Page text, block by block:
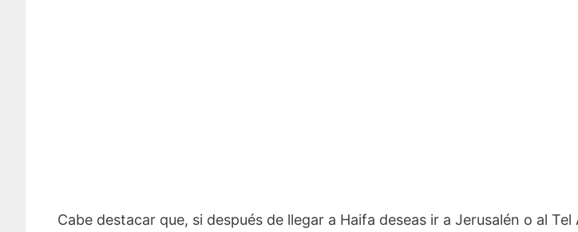
Cabe destacar que, si después de llegar a Haifa deseas ir a Jerusalén o al